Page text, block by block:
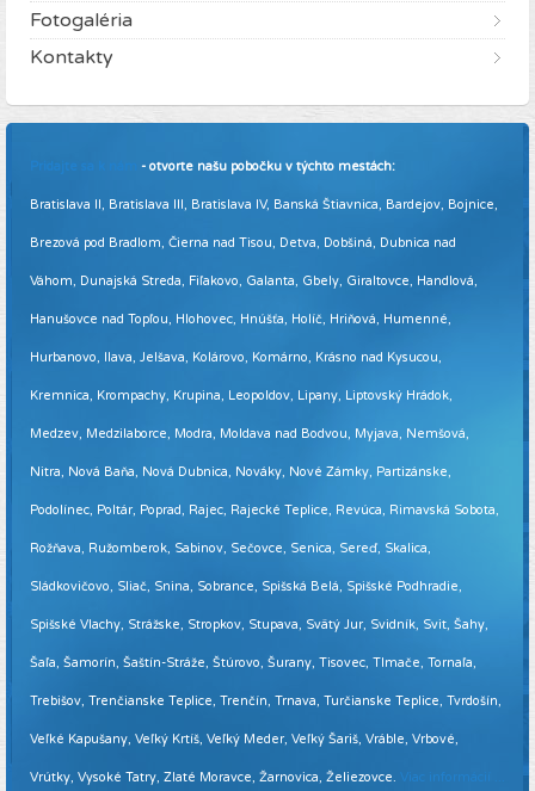
Fotogaléria
Kontakty
Pridajte sa k nám - otvorte našu pobočku v týchto mestách:
Bratislava II, Bratislava III, Bratislava IV, Banská Štiavnica, Bardejov, Bojnice,
Brezová pod Bradlom, Čierna nad Tisou, Detva, Dobšiná, Dubnica nad
Váhom, Dunajská Streda, Fiľakovo, Galanta, Gbely, Giraltovce, Handlová,
Hanušovce nad Topľou, Hlohovec, Hnúšťa, Holíč, Hriňová, Humenné,
Hurbanovo, Ilava, Jelšava, Kolárovo, Komárno, Krásno nad Kysucou,
Kremnica, Krompachy, Krupina, Leopoldov, Lipany, Liptovský Hrádok,
Medzev, Medzilaborce, Modra, Moldava nad Bodvou, Myjava, Nemšová,
Nitra, Nová Baňa, Nová Dubnica, Nováky, Nové Zámky, Partizánske,
Podolínec, Poltár, Poprad, Rajec, Rajecké Teplice, Revúca, Rimavská Sobota,
Rožňava, Ružomberok, Sabinov, Sečovce, Senica, Sereď, Skalica,
Sládkovičovo, Sliač, Snina, Sobrance, Spišská Belá, Spišské Podhradie,
Spišské Vlachy, Strážske, Stropkov, Stupava, Svätý Jur, Svidník, Svit, Šahy,
Šaľa, Šamorín, Šaštín-Stráže, Štúrovo, Šurany, Tisovec, Tlmače, Tornaľa,
Trebišov, Trenčianske Teplice, Trenčín, Trnava, Turčianske Teplice, Tvrdošín,
Veľké Kapušany, Veľký Krtíš, Veľký Meder, Veľký Šariš, Vráble, Vrbové,
Vrútky, Vysoké Tatry, Zlaté Moravce, Žarnovica, Želiezovce. Viac informácií ...